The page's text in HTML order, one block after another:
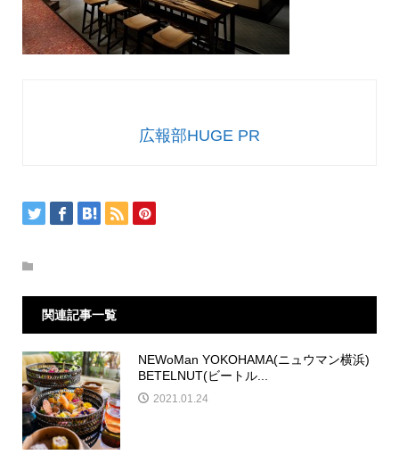
広報部HUGE PR
関連記事一覧
NEWoMan YOKOHAMA(ニュウマン横浜)
BETELNUT(ビートル...
2021.01.24